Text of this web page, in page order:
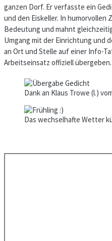
ganzen Dorf. Er verfasste ein
und den Eiskeller. In
Bedeutung und mahnt
Umgang mit der Einrichtung und
an Ort und Stelle auf einer Info-
Arbeitseinsatz offiziell übergeben.
Dank an Klaus Trowe (l.)
Das wechselhafte Wetter